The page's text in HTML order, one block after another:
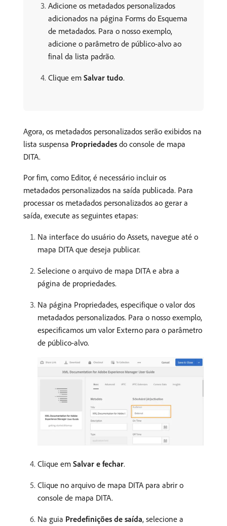
Adicione os metadados personalizados
adicionados na página Forms do Esquema
de metadados. Para o nosso exemplo,
adicione o parâmetro de público-alvo ao
final da lista padrão.
Clique em Salvar tudo.
Agora, os metadados personalizados serão exibidos na
lista suspensa Propriedades do console de mapa
DITA.
Por fim, como Editor, é necessário incluir os
metadados personalizados na saída publicada. Para
processar os metadados personalizados ao gerar a
saída, execute as seguintes etapas:
Na interface do usuário do Assets, navegue até o
mapa DITA que deseja publicar.
Selecione o arquivo de mapa DITA e abra a
página de propriedades.
Na página Propriedades, especifique o valor dos
metadados personalizados. Para o nosso exemplo,
especificamos um valor Externo para o parâmetro
de público-alvo.
Clique em Salvar e fechar.
Clique no arquivo de mapa DITA para abrir o
console de mapa DITA.
Na guia Predefinições de saída, selecione a